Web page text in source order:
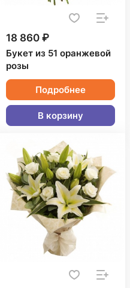
18 860 ₽
Букет из 51 оранжевой
розы
Подробнее
В корзину